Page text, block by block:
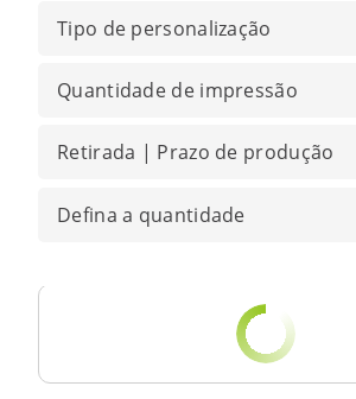
Tipo de personalização
Quantidade de impressão
Retirada | Prazo de produção
Defina a quantidade